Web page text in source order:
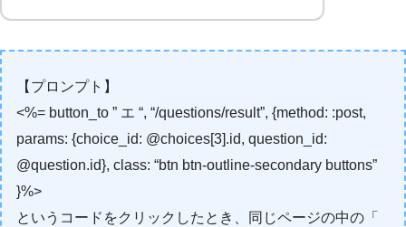
【プロンプト】
<%= button_to ” エ “, “/questions/result”, {method: :post,
params: {choice_id: @choices[3].id, question_id:
@question.id}, class: “btn btn-outline-secondary buttons”
}%>
というコードをクリックしたとき、同じページの中の「